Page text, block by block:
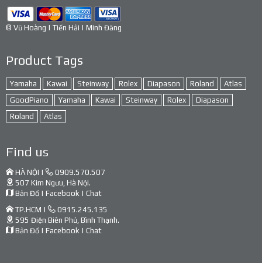
© Vũ Hoàng | Tiến Hải | Minh Đăng
Product Tags
Yamaha Kawai Steinway Rolex Diapason Roland
Atlas
GoodPiano
Yamaha Kawai Steinway Rolex
Diapason
Roland
Atlas
Find us
HÀ NỘI |
0909.570.507
507 Kim Ngưu, Hà Nội.
Bản Đồ | Facebook | Chat
TP.HCM |
0915.245.135
595 Điện Biên Phủ, Bình Thạnh.
Bản Đồ | Facebook | Chat